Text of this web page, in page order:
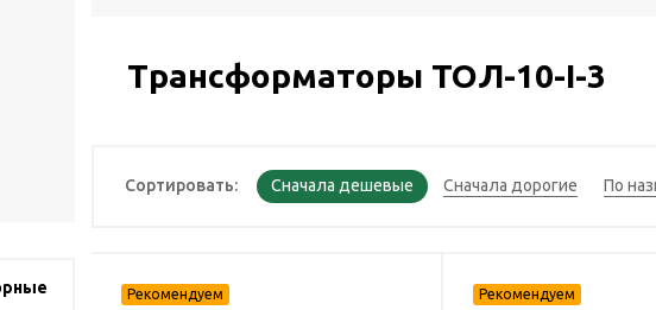
Трансформаторы ТОЛ-10-I-3
Сортировать: